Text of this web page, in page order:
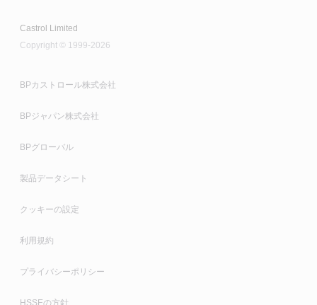
Castrol Limited
Copyright © 1999-2026
BPカストロール株式会社
BPジャパン株式会社
BPグローバル
製品データシート
クッキーの設定
利用規約
プライバシーポリシー
HSSEの方針